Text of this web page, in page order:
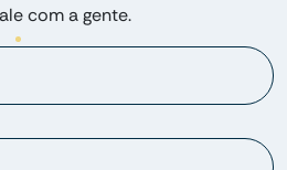
com a gente.